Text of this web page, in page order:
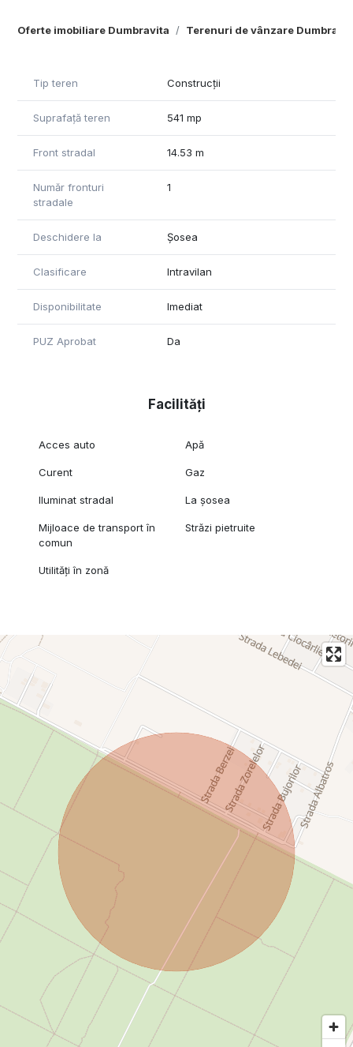
Oferte imobiliare Dumbravita Terenuri de vânzare
Tip teren Construcții
Suprafață teren 541 mp
Front stradal 14.53 m
Număr fronturi
stradale
1
Deschidere la Șosea
Clasificare Intravilan
Disponibilitate Imediat
PUZ Aprobat Da
Facilități
Acces auto Apă
Curent Gaz
Iluminat stradal La șosea
Mijloace de transport în
comun
Străzi pietruite
Utilități în zonă